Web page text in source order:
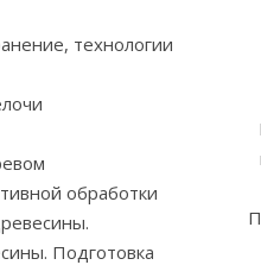
технологии
обработки
Подготовка